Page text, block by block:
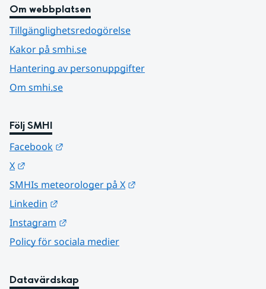
Om webbplatsen
Tillgänglighetsredogörelse
Kakor på smhi.se
Hantering av personuppgifter
Om smhi.se
Följ SMHI
Facebook
X
SMHIs meteorologer på X
Linkedin
Instagram
Policy för sociala medier
Datavärdskap